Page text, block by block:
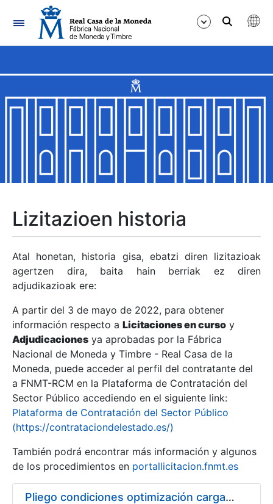
Nabigazioa
Erakutsi/Ezkutatu
Erakutsi/Ezkutatu
Erakutsi/Ezkutatu
Erakutsi/Ezkutatu
Erakutsi/Ezkutatu
Erakutsi/Ezkutatu
Erakutsi/Ezkutatu
Lizitazioen historia
Atal honetan, historia gisa, ebatzi diren lizitazioak
agertzen dira, baita hain berriak ez diren
adjudikazioak ere:
A partir del 3 de mayo de 2022, para obtener
información respecto a Licitaciones en curso y
Adjudicaciones ya aprobadas por la Fábrica
Nacional de Moneda y Timbre - Real Casa de la
Moneda, puede acceder al perfil del contratante del
a FNMT-RCM en la Plataforma de Contratación del
Sector Público accediendo en el siguiente link:
Plataforma de Contratación del Sector Público
(https://contrataciondelestado.es/)
También podrá encontrar más información y algunos
de los procedimientos en portallicitacion.fnmt.es
Pliego condiciones optimización cargas compras firmado